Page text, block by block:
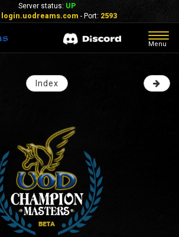
Server status: UP
login.uodreams.com - Port: 2593
Menu
Index